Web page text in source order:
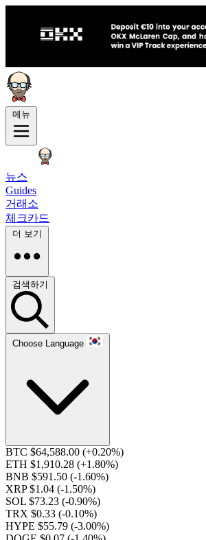
메뉴
뉴스
Guides
거래소
체크카드
더 보기
검색하기
Choose Language
BTC $64,588.00 (+0.20%)
ETH $1,910.28 (+1.80%)
BNB $591.50 (-1.60%)
XRP $1.04 (-1.50%)
SOL $73.23 (-0.90%)
TRX $0.33 (-0.10%)
HYPE $55.79 (-3.00%)